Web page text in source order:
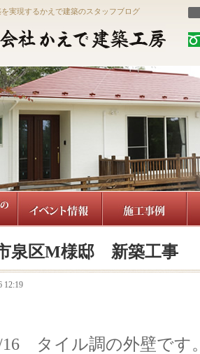
実現するかえで建築のスタッフブログ
泉区M様邸 新築
12:19
16 タイル調の外壁です